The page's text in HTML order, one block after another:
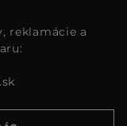
reklamácie a